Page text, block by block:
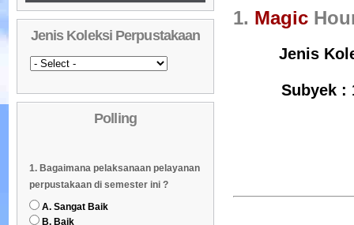
02 Daftar Koleksi Baru (Tgl.Input)
03 Daftar Koleksi (Pengarang)
04 Daftar Koleksi (Judul)
Daftar Koleksi (Subyek)
Dipinjam
07 Daftar Koleksi (Klasifikasi/ddc)
Jenis Koleksi Perpustakaan
Polling
1. Bagaimana pelaksanaan pelayanan
perpustakaan di semester ini ?
A. Sangat Baik
B. Baik
1. Magic
Jenis
Subyek :